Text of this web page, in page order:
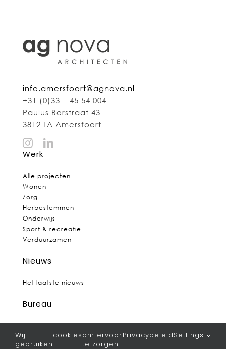
info.amersfoort@agnova.nl
+31 (0)33 – 45 54 004
Paulus Borstraat 43
3812 TA Amersfoort
Werk
Alle projecten
Wonen
Zorg
Herbestemmen
Onderwijs
Sport & recreatie
Verduurzamen
Nieuws
Het laatste nieuws
Bureau
Visie
Team
Wij
gebruiken
cookiesom ervoor
te zorgen
PrivacybeleidSettings